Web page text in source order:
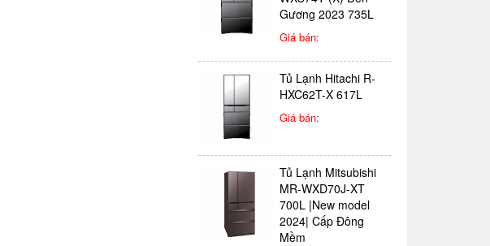
Gương 2023 735L
Giá bán:
Tủ Lạnh Hitachi R-
HXC62T-X 617L
Giá bán:
Tủ Lạnh Mitsubishi
MR-WXD70J-XT
700L |New model
2024| Cấp Đông
Mềm